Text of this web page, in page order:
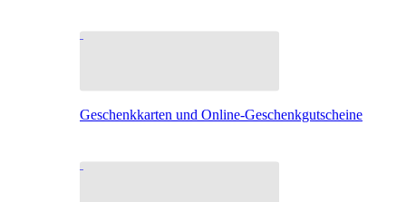
Geschenkkarten und Online-Geschenkgutscheine